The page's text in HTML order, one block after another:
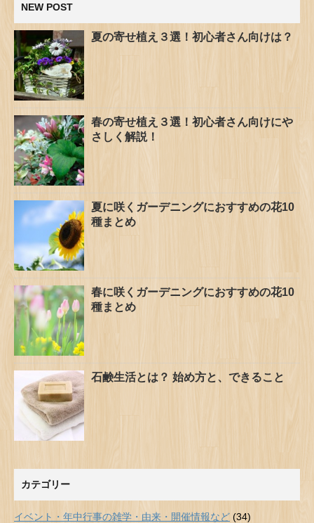
NEW POST
夏の寄せ植え３選！初心者さん向けは？
春の寄せ植え３選！初心者さん向けにや
さしく解説！
夏に咲くガーデニングにおすすめの花10
種まとめ
春に咲くガーデニングにおすすめの花10
種まとめ
石鹸生活とは？ 始め方と、できること
カテゴリー
イベント・年中行事の雑学・由来・開催情報など (34)